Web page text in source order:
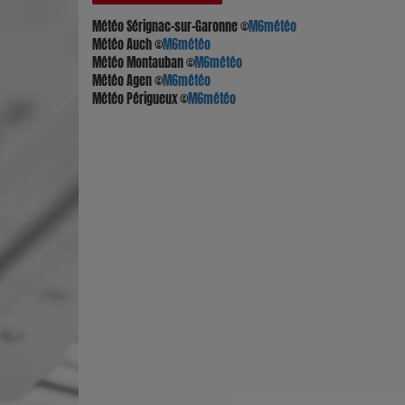
Météo Sérignac-sur-Garonne©M6météo
Météo Auch©M6météo
Météo Montauban©M6météo
Météo Agen©M6météo
Météo Périgueux©M6météo